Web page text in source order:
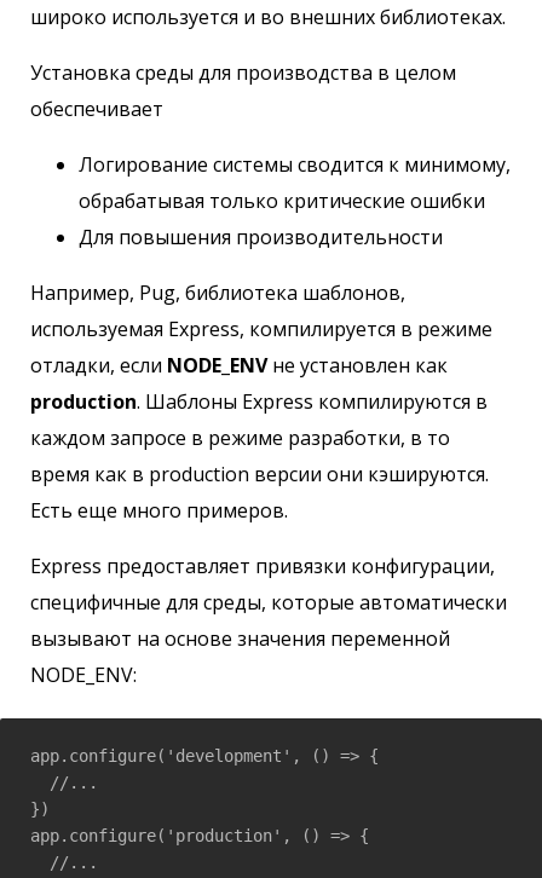
широко используется и во внешних библиотеках.
Установка среды для производства в целом
обеспечивает
Логирование системы сводится к минимому,
обрабатывая только критические ошибки
Для повышения производительности
Например, Pug, библиотека шаблонов,
используемая Express, компилируется в режиме
отладки, если NODE_ENVне установлен как
production. Шаблоны Express компилируются в
каждом запросе в режиме разработки, в то
время как в production версии они кэшируются.
Есть еще много примеров.
Express предоставляет привязки конфигурации,
специфичные для среды, которые автоматически
вызывают на основе значения переменной
NODE_ENV:
app.configure('development', () => {
  //...
})
app.configure('production', () => {
  //...